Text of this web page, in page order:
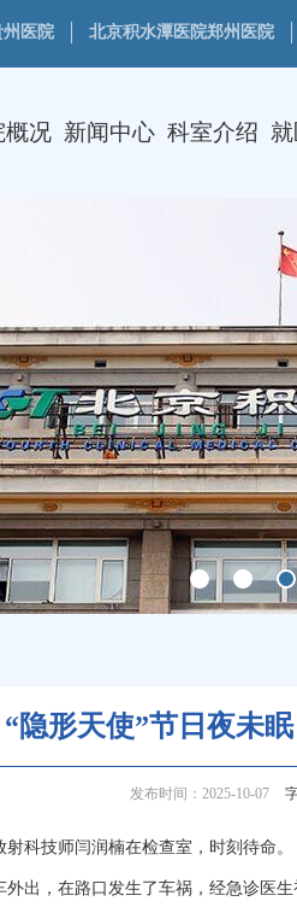
医院 北京积水潭医院郑州医院
概况 新闻中心 科室介绍
隐形天使”节日夜未
发布时间：2025-10-07
射科技师闫润楠在检查室，时刻待命。
出，在路口发生了车祸，经急诊医